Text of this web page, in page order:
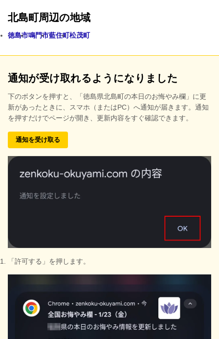
北島町周辺の地域
徳島市鳴門市藍住町松茂町
通知が受け取れるようになりました
下のボタンを押すと、
「徳島県北島町の本日のお悔やみ欄」に更
新があったときに、スマホ（またはPC）へ通知が届きます。通知
を押すだけでページが開き、更新内容をすぐ確認できます。
通知を受け取る
「許可する」を押します。